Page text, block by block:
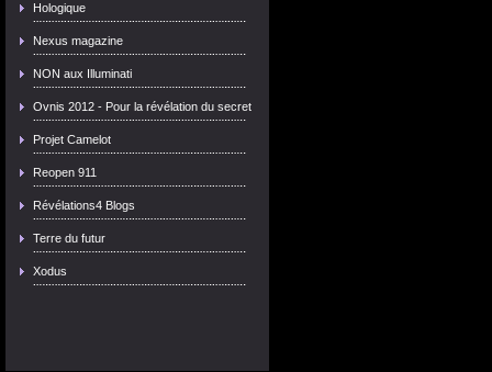
Hologique
Nexus magazine
NON aux Illuminati
Ovnis 2012 - Pour la révélation du secret
Projet Camelot
Reopen 911
Révélations4 Blogs
Terre du futur
Xodus